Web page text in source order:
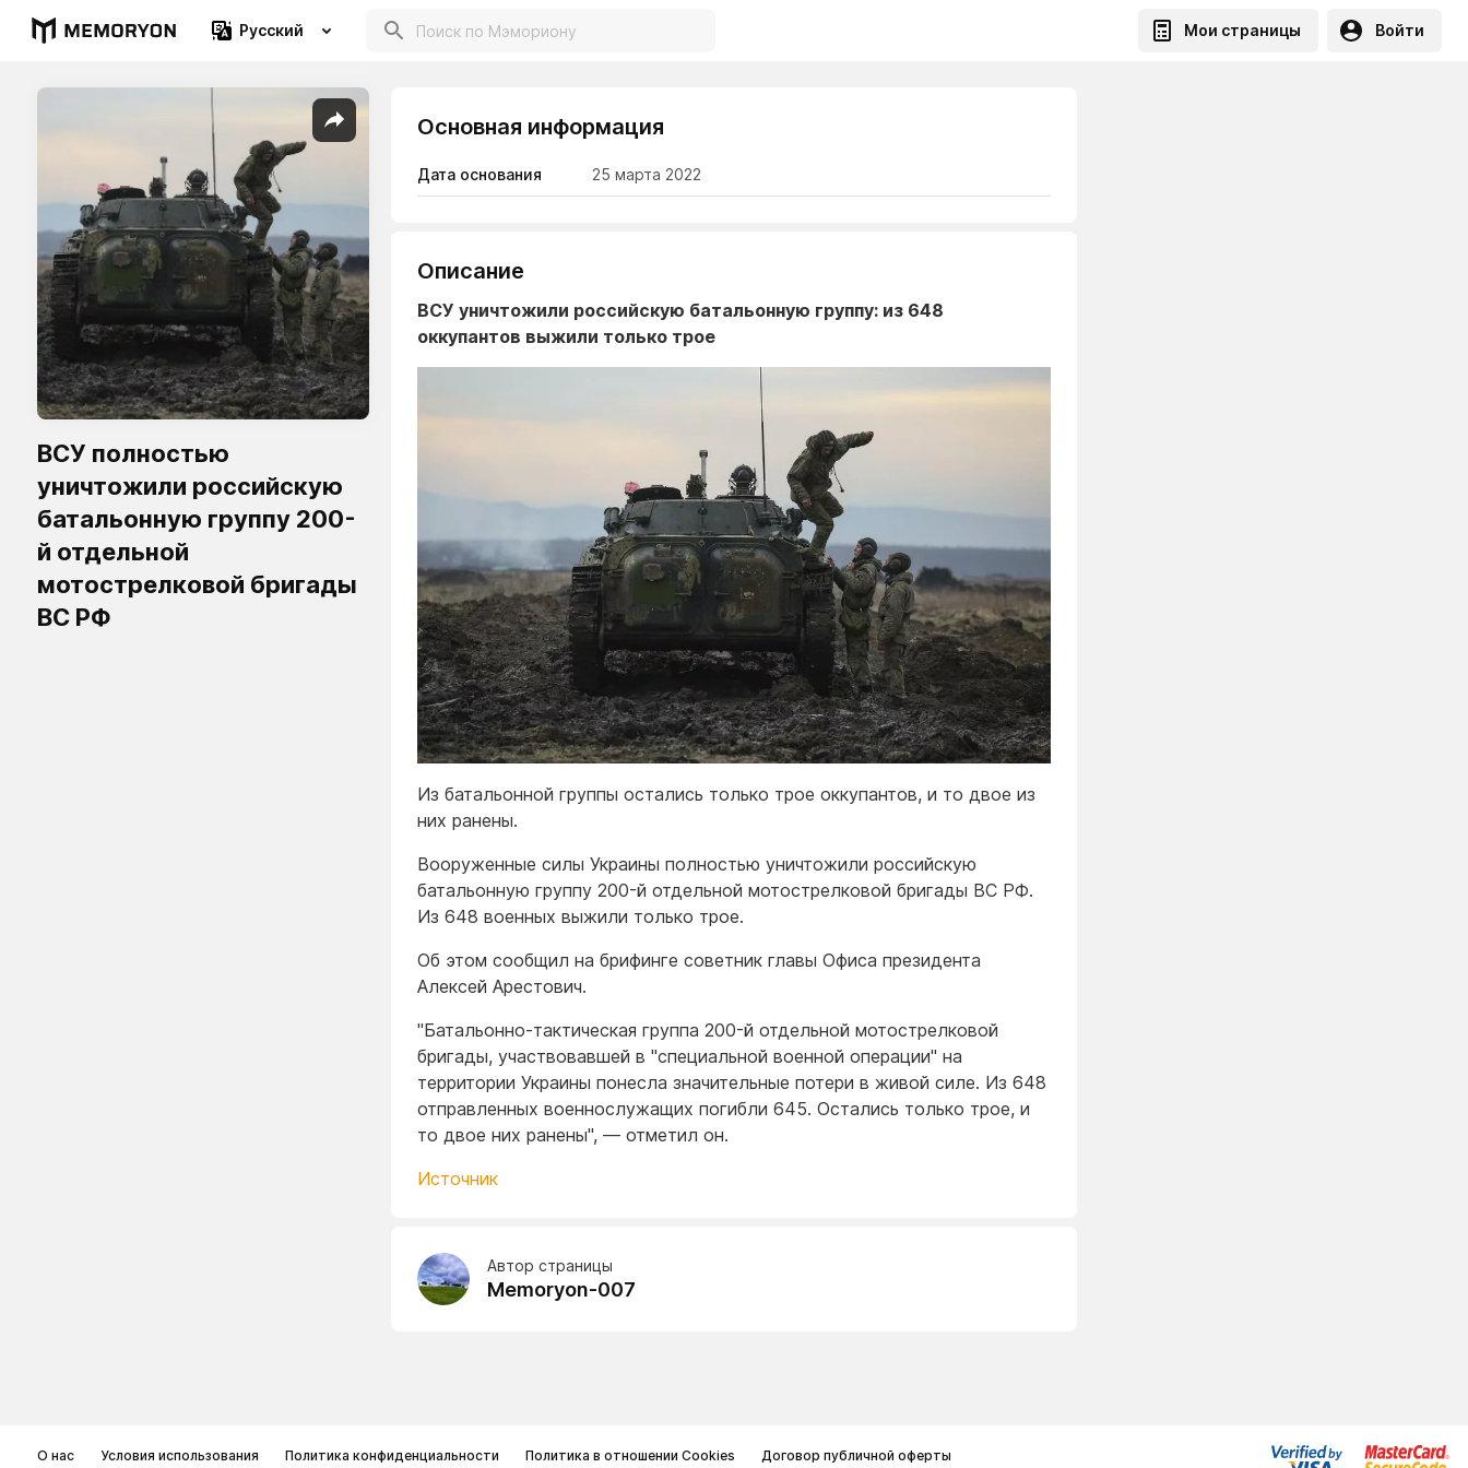
Русский Мои страницы Войти
ВСУ полностью
уничтожили российскую
батальонную группу 200-
й отдельной
мотострелковой бригады
ВС РФ
Основная информация
Дата основания 25 марта 2022
Описание
ВСУ уничтожили российскую батальонную группу: из 648
оккупантов выжили только трое
Из батальонной группы остались только трое оккупантов, и то двое из
них ранены.
Вооруженные силы Украины полностью уничтожили российскую
батальонную группу 200-й отдельной мотострелковой бригады ВС РФ.
Из 648 военных выжили только трое.
Об этом сообщил на брифинге советник главы Офиса президента
Алексей Арестович.
"Батальонно-тактическая группа 200-й отдельной мотострелковой
бригады, участвовавшей в "специальной военной операции" на
территории Украины понесла значительные потери в живой силе. Из 648
отправленных военнослужащих погибли 645. Остались только трое, и
то двое них ранены", — отметил он.
Источник
Автор страницы
Memoryon-007
О нас Условия использования Политика конфиденциальности Политика в отношении Cookies Договор публичной оферты